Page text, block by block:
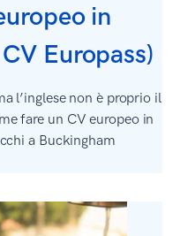
in
Europass)
l’inglese non è proprio il
fare un CV europeo in
a Buckingham